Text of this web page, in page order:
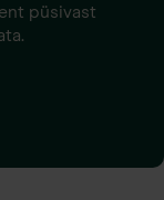
püsivast